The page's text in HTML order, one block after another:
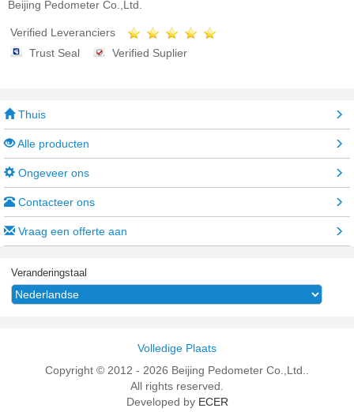
Beijing Pedometer Co.,Ltd.
Verified Leveranciers
Trust Seal
Verified Suplier
Thuis
Alle producten
Ongeveer ons
Contacteer ons
Vraag een offerte aan
Veranderingstaal
Volledige Plaats
Copyright © 2012 - 2026 Beijing Pedometer Co.,Ltd..
All rights reserved.
Developed by ECER